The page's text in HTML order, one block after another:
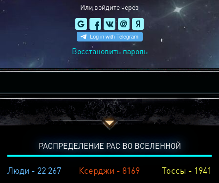
Или войдите через
Восстановить пароль
РАСПРЕДЕЛЕНИЕ РАС ВО ВСЕЛЕННОЙ
Люди - 22 267 Ксерджи - 8169 Тоссы - 1941